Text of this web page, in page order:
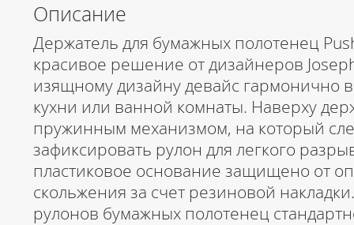
Описание
Держатель для бумажных полотенец
красивое решение от дизайнеров
изящному дизайну девайс гармонично
кухни или ванной комнаты. Наверху
пружинным механизмом, на который
зафиксировать рулон для легкого
пластиковое основание защищено от
скольжения за счет резиновой
рулонов бумажных полотенец